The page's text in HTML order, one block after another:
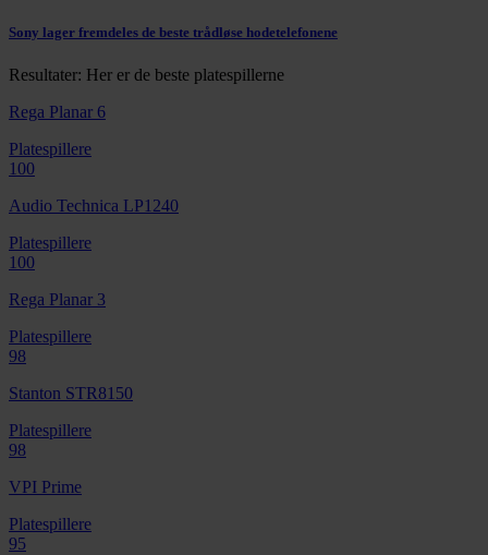
Sony lager fremdeles de beste trådløse hodetelefonene
Resultater: Her er de beste platespillerne
Rega Planar 6
Platespillere
100
Audio Technica LP1240
Platespillere
100
Rega Planar 3
Platespillere
98
Stanton STR8150
Platespillere
98
VPI Prime
Platespillere
95